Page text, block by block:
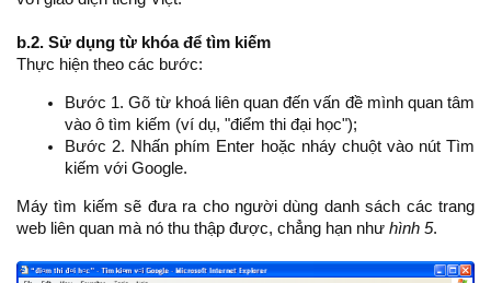
b.2. Sử dụng từ khóa để tìm kiếm
Thực hiện theo các bước:
Bước 1. Gõ từ khoá liên quan đến vấn đề mình quan tâm
vào ô tìm kiếm (ví dụ, "điểm thi đại học");
Bước 2. Nhấn phím Enter hoặc nháy chuột vào nút Tìm
kiếm với Google.
Máy tìm kiếm sẽ đưa ra cho người dùng danh sách các trang
web liên quan mà nó thu thập được, chẳng hạn như hình 5.